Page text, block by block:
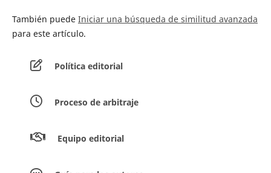
También puede Iniciar una búsqueda de similitud avanzada
para este artículo.
Política editorial
Proceso de arbitraje
Equipo editorial